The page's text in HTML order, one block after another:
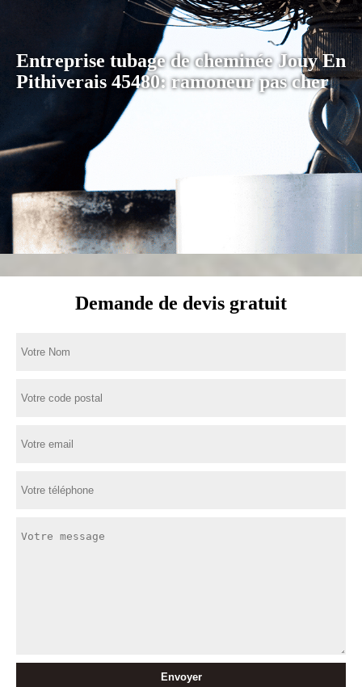
Entreprise tubage de cheminée Jouy En
Pithiverais 45480: ramoneur pas cher
Demande de devis gratuit